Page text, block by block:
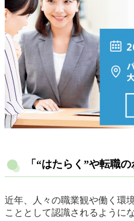
「“はたらく”や転職
近年、人々の職業観や働く環
こととして認識されるようにな